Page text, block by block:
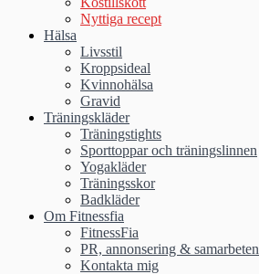
Nyttiga recept
Hälsa
Livsstil
Kroppsideal
Kvinnohälsa
Gravid
Träningskläder
Träningstights
Sporttoppar och träningslinnen
Yogakläder
Träningsskor
Badkläder
Om Fitnessfia
FitnessFia
PR, annonsering & samarbeten
Kontakta mig